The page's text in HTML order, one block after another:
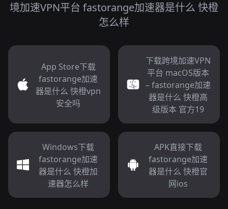
境加速VPN平台 fastorange加速器是什么 快橙
怎么样
App Store下载
fastorange加速
器是什么 快橙vpn
安全吗
下载跨境加速VPN
平台 macOS版本
– fastorange加速
器是什么 快橙高
级版本 官方19
Windows下载
fastorange加速
器是什么 快橙加
速器怎么样
APK直接下载
fastorange加速
器是什么 快橙官
网ios